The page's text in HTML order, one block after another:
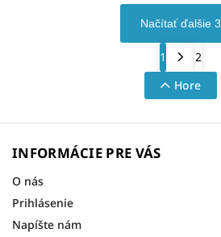
Načítať ďalšie 3
1
2
Hore
INFORMÁCIE PRE VÁS
O nás
Prihlásenie
Napíšte nám